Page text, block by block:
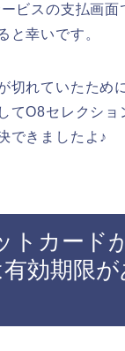
ビスの支払画
と幸いです。
切れていたため
てO8セレクシ
できましたよ♪
トカード
効期限